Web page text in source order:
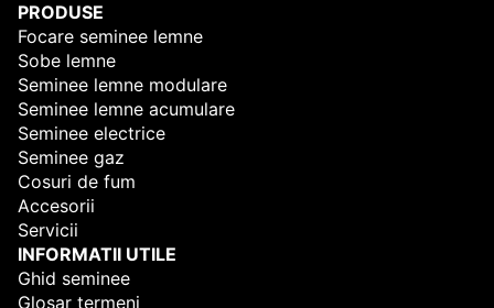
PRODUSE
Focare seminee lemne
Sobe lemne
Seminee lemne modulare
Seminee lemne acumulare
Seminee electrice
Seminee gaz
Cosuri de fum
Accesorii
Servicii
INFORMATII UTILE
Ghid seminee
Glosar termeni